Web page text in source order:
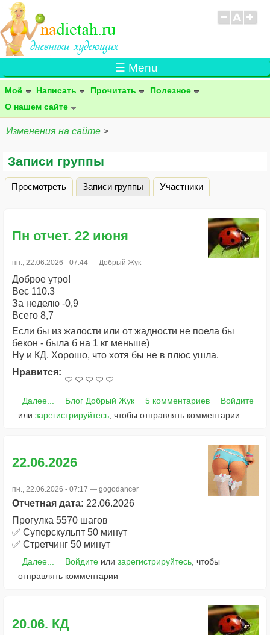
☰ Menu
Моё Написать Прочитать
Полезное
О нашем сайте
Изменения на сайте >
Записи группы
Главные вкладки
Просмотреть Записи группы (активная вкладка)
Участники
Пн отчет. 22 июня
пн., 22.06.2026 - 07:44 — Добрый Жук
Доброе утро!
Вес 110.3
За неделю -0,9
Всего 8,7
Если бы из жалости или от жадности не поела бы
бекон - была б на 1 кг меньше)
Ну и КД. Хорошо, что хотя бы не в плюс ушла.
Нравится:
Далее... Блог Добрый Жук 5 комментариев
Войдите
или зарегистрируйтесь , чтобы отправлять комментарии
22.06.2026
пн., 22.06.2026 - 07:17 — gogodancer
Отчетная дата: 22.06.2026
Прогулка 5570 шагов
✅ Суперскульпт 50 минут
✅ Стретчинг 50 минут
Далее... Войдитеили зарегистрируйтесь, чтобы
отправлять комментарии
20.06. КД